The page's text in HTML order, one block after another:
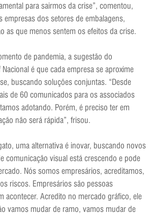
para sairmos da crise”, comentou,
empresas dos setores de embalagens,
as que menos sentem os efeitos da crise.
de pandemia, a sugestão do
é que cada empresa se aproxime
buscando soluções conjuntas. “Desde
de 60 comunicados para os associados
adotando. Porém, é preciso ter em
não será rápida”, frisou.
uma alternativa é inovar, buscando novos
comunicação visual está crescendo e pode
Nós somos empresários, acreditamos,
riscos. Empresários são pessoas
acontecer. Acredito no mercado gráfico, ele
vamos mudar de ramo, vamos mudar de